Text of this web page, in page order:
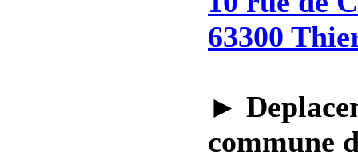
63300
►
commune